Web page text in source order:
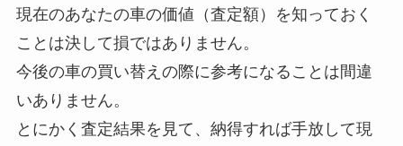
現在のあなたの車の価値（査定額）を知っておく
ことは決して損ではありません。
今後の車の買い替えの際に参考になることは間違
いありません。
とにかく査定結果を見て、納得すれば手放して現